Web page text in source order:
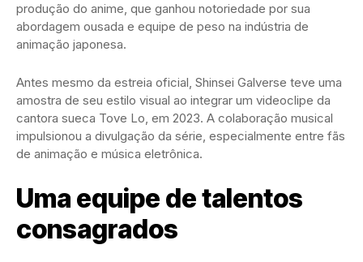
produção do anime, que ganhou notoriedade por sua
abordagem ousada e equipe de peso na indústria de
animação japonesa.
Antes mesmo da estreia oficial, Shinsei Galverse teve uma
amostra de seu estilo visual ao integrar um videoclipe da
cantora sueca Tove Lo, em 2023. A colaboração musical
impulsionou a divulgação da série, especialmente entre fãs
de animação e música eletrônica.
Uma equipe de talentos
consagrados